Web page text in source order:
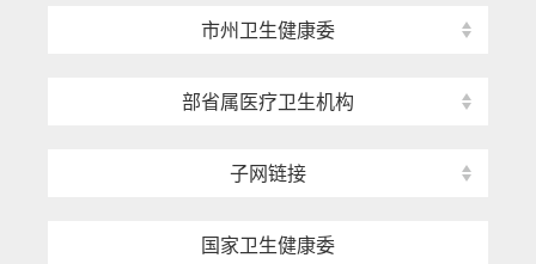
市州卫生健康委
部省属医疗卫生机构
子网链接
国家卫生健康委